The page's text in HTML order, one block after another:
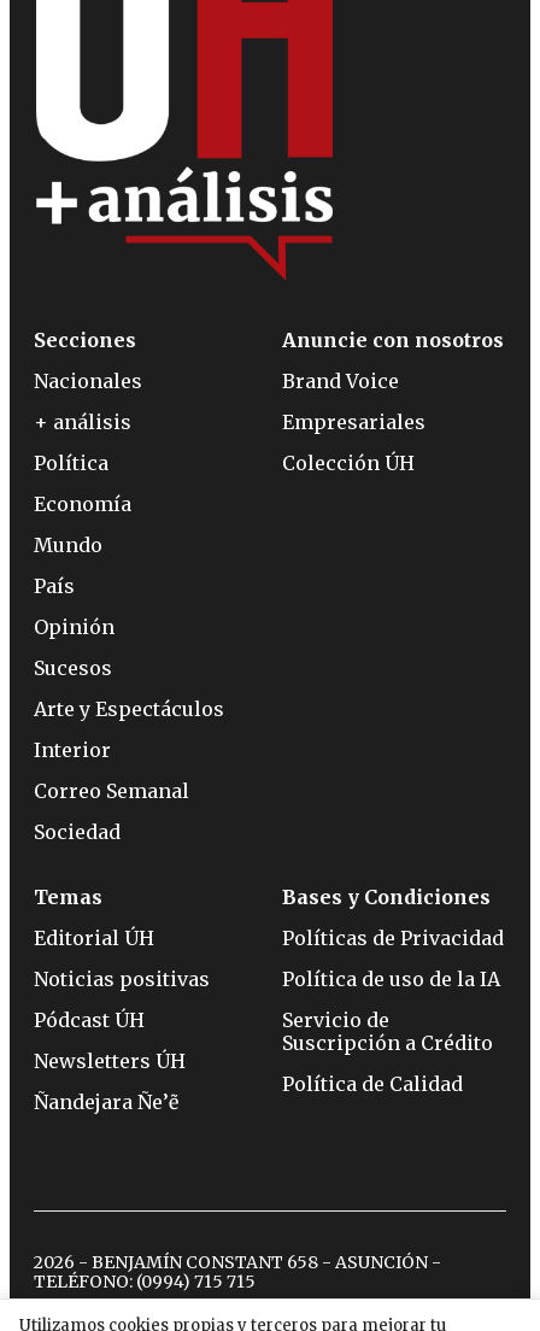
Utilizamos cookies propias y terceros para mejorar tu
Secciones
Nacionales
+ análisis
Política
Economía
Mundo
País
Opinión
Sucesos
Arte y Espectáculos
Interior
Correo Semanal
Sociedad
Anuncie con nosotros
Brand Voice
Empresariales
Colección ÚH
Temas
Editorial ÚH
Noticias positivas
Pódcast ÚH
Newsletters ÚH
Ñandejara Ñe’ẽ
Bases y Condiciones
Políticas de Privacidad
Política de uso de la IA
Servicio de
Suscripción a Crédito
Política de Calidad
2026 - BENJAMÍN CONSTANT 658 - ASUNCIÓN -
TELÉFONO: (0994) 715 715